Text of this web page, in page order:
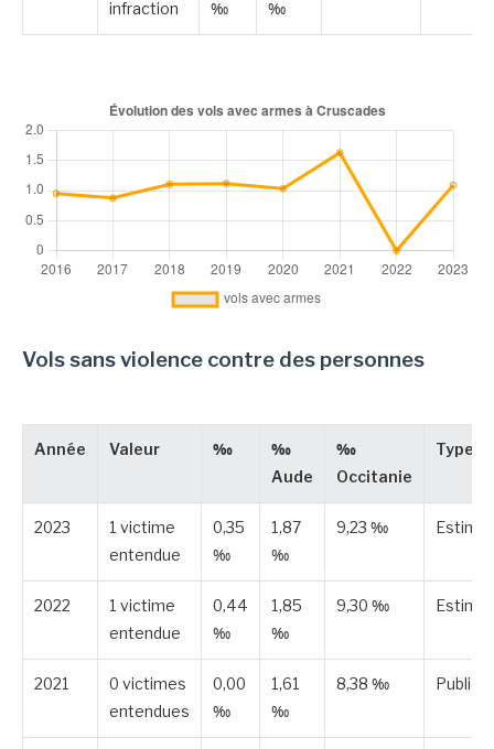
infraction
‰
‰
Vols sans violence contre des personnes
Année Valeur ‰
‰
Aude
‰
Occitanie
Type
2023
1 victime
entendue
0,35
‰
1,87
‰
9,23 ‰
2022
1 victime
entendue
0,44
‰
1,85
‰
9,30 ‰
2021
0 victimes
entendues
0,00
‰
1,61
‰
8,38 ‰ Publiée